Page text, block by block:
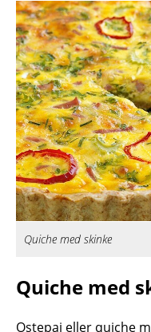
Quiche med skinke
Quiche med
Ostepai eller quiche